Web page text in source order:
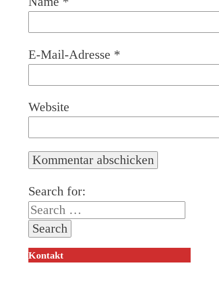
E-Mail-Adresse *
Website
Search for:
Kontakt